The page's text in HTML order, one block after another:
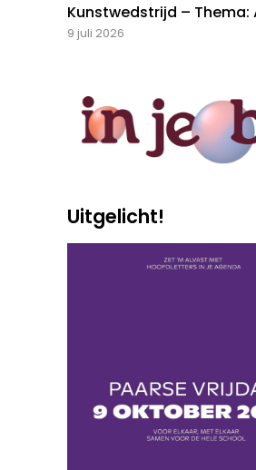
Kunstwedstrijd – Thema:
9 juli 2026
Uitgelicht!